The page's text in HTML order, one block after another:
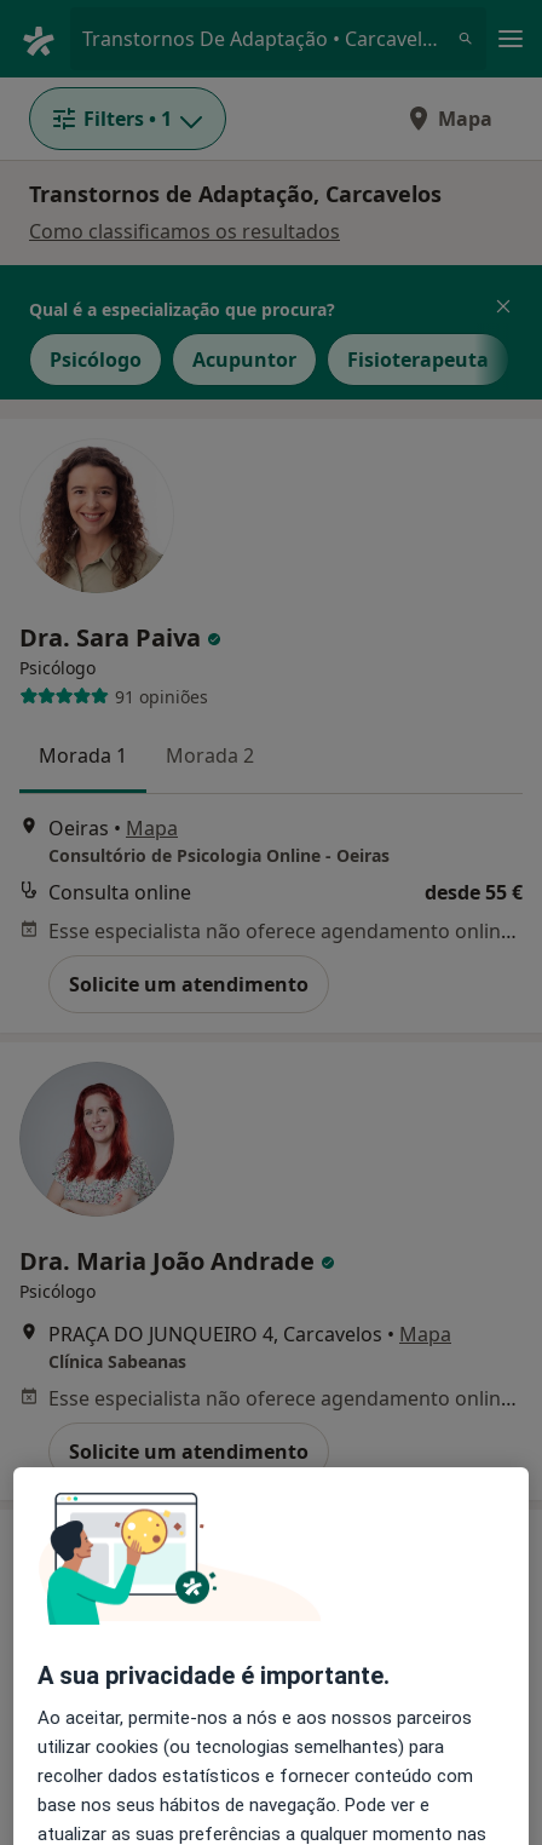
Transtornos De Adaptação • Carcavelos, Lisboa
Filters • 1 Mapa
Transtornos de Adaptação, Carcavelos
Como classificamos os resultados
Qual é a especialização que procura?
Psicólogo Acupuntor Fisioterapeuta
Dra. Sara Paiva
Psicólogo
91 opiniões
Morada 1 Morada 2
Oeiras • Mapa
Consultório de Psicologia Online - Oeiras
Consulta online
desde 55 €
Esse especialista não oferece agendamento online para esse endereço.
Solicite um atendimento
Dra. Maria João Andrade
Psicólogo
PRAÇA DO JUNQUEIRO 4, Carcavelos • Mapa
Clínica Sabeanas
Esse especialista não oferece agendamento online para esse endereço.
Solicite um atendimento
Dra. Raquel Martins Ferreira
Psicólogo
4 opiniões
Rua Martins Barata, 5, Lisboa•Mapa
A sua privacidade é importante.
Ao aceitar, permite-nos a nós e aos nossos parceiros
utilizar cookies (ou tecnologias semelhantes) para
recolher dados estatísticos e fornecer conteúdo com
base nos seus hábitos de navegação. Pode ver e
atualizar as suas preferências a qualquer momento nas